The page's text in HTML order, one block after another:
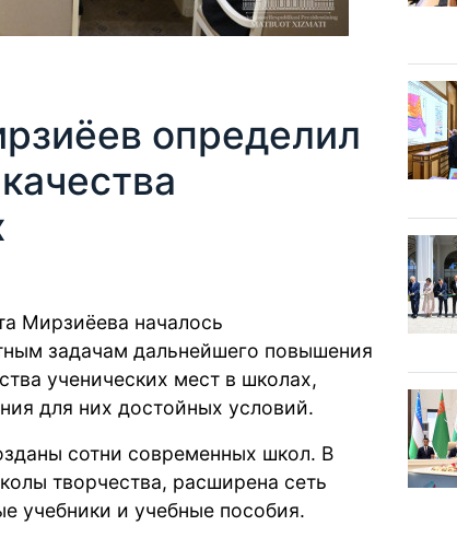
определил
Мирзиёева началось
задачам дальнейшего повышения
ученических мест в школах,
для них достойных условий.
сотни современных школ. В
творчества, расширена сеть
учебники и учебные пособия.